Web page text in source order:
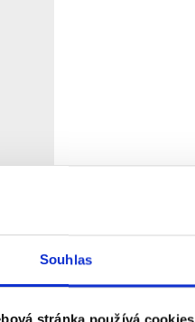
Souhlas